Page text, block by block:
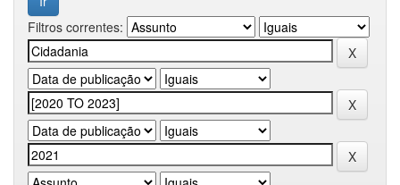
Filtros correntes: